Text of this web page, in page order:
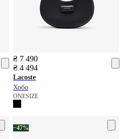
₴ 7 490
₴ 4 494
Lacoste
Хобо
ONESIZE
−47%